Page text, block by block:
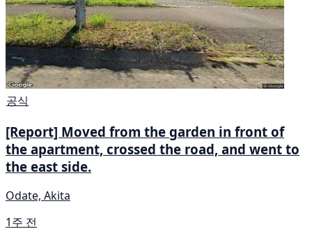
공식
[Report] Moved from the garden in front of
the apartment, crossed the road, and went to
the east side.
Odate, Akita
1주 전